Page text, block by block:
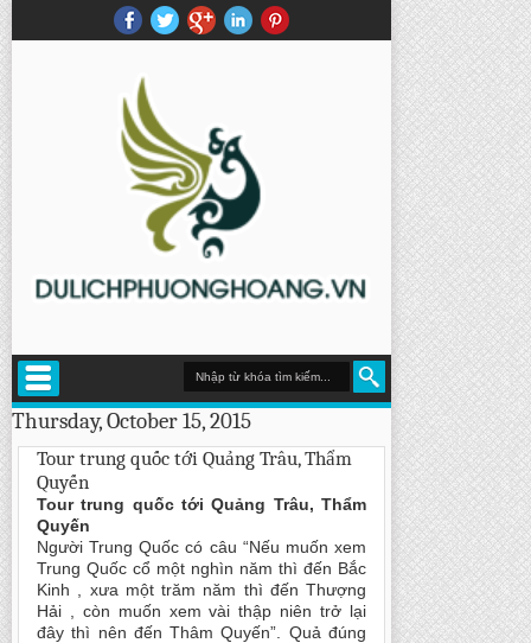
Thursday, October 15, 2015
Tour trung quốc tới Quảng Trâu, Thẩm
Quyến
Tour trung quốc tới Quảng Trâu, Thẩm
Quyến
Người Trung Quốc có câu “Nếu muốn xem
Trung Quốc cổ một nghìn năm thì đến Bắc
Kinh , xưa một trăm năm thì đến Thượng
Hải , còn muốn xem vài thập niên trở lại
đây thì nên đến Thâm Quyến”. Quả đúng